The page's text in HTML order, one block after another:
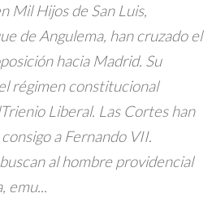
Mil Hijos de San Luis,
de Angulema, han cruzado el
hacia Madrid. Su
régimen constitucional
Liberal. Las Cortes han
a Fernando VII.
al hombre providencial
emu...